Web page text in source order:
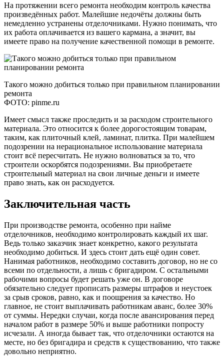
На протяжении всего ремонта необходим контроль качества
произведённых работ. Малейшие недочёты должны быть
немедленно устранены отделочниками. Нужно понимать, что
их работа оплачивается из вашего кармана, а значит, вы
имеете право на получение качественной помощи в ремонте.
Такого можно добиться только при правильном планировании
ремонта
ФОТО: pinme.ru
Имеет смысл также проследить и за расходом строительного
материала. Это относится к более дорогостоящим товарам,
таким, как плиточный клей, ламинат, плитка. При малейшем
подозрении на нерациональное использование материала
стоит всё пересчитать. Не нужно волноваться за то, что
строители оскорбятся подозрениями. Вы приобретаете
строительный материал на свои личные деньги и имеете
право знать, как он расходуется.
Заключительная часть
При производстве ремонта, особенно при найме
отделочников, необходимо контролировать каждый их шаг.
Ведь только заказчик знает конкретно, какого результата
необходимо добиться. И здесь стоит дать ещё один совет.
Нанимая работников, необходимо составить договор, но не со
всеми по отдельности, а лишь с бригадиром. С остальными
рабочими вопросы будет решать уже он. В договоре
обязательно следует прописать размеры штрафов и неустоек
за срыв сроков, равно, как и поощрения за качество. Но
главное, не стоит выплачивать работникам аванс, более 30%
от суммы. Нередки случаи, когда после авансирования перед
началом работ в размере 50% и выше работники попросту
исчезали. А иногда бывает так, что отделочники остаются на
месте, но без бригадира и средств к существованию, что также
довольно неприятно.